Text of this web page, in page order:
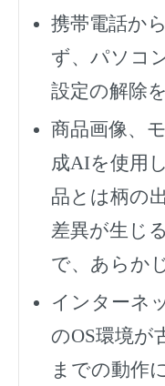
携帯電話か
ず、 パソコ
設定の解除
商品画像、
成AIを使用
品とは柄の
差異が生じ
で、あらか
インターネ
のOS環境が
までの動作